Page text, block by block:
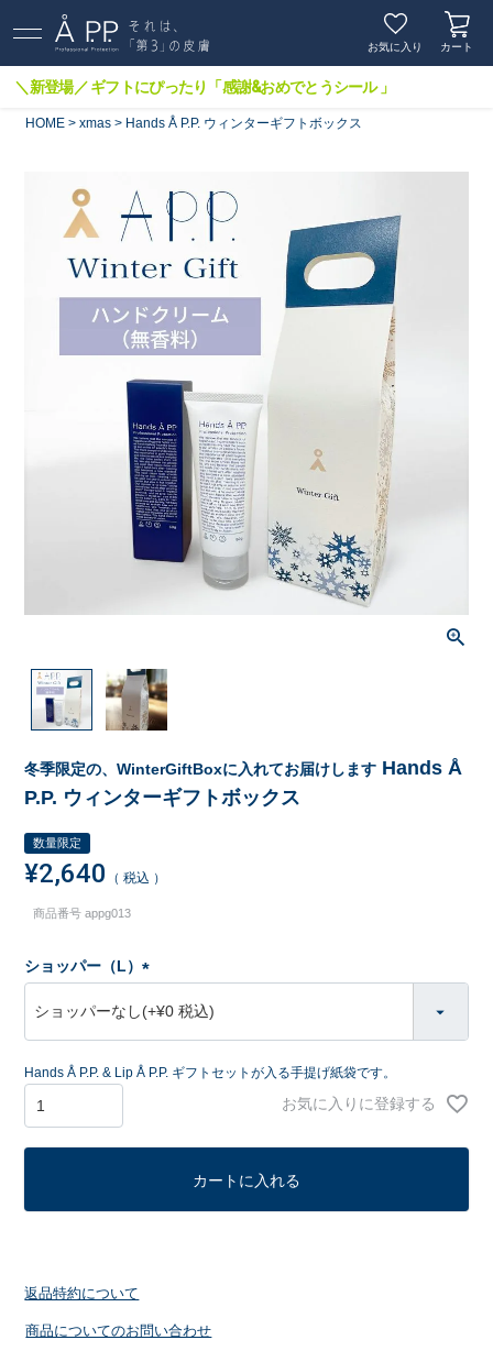
お気に入り カート
＼新登場／ ギフトにぴったり「感謝&おめでとうシール 」
HOME xmas Hands Å P.P. ウィンターギフトボックス
冬季限定の、WinterGiftBoxに入れてお届けします Hands Å
P.P. ウィンターギフトボックス
数量限定
¥2,640 税込
商品番号 appg013
ショッパー（L）
必
須
)
Hands Å P.P. & Lip Å P.P. ギフトセットが入る手提げ紙袋です。
お気に入りに登録する
カートに入れる
返品特約について
商品についてのお問い合わせ